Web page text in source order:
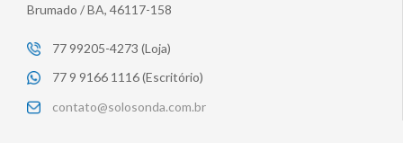
Brumado / BA, 46117-158
77 99205-4273 (Loja)
77 9 9166 1116 (Escritório)
contato@solosonda.com.br